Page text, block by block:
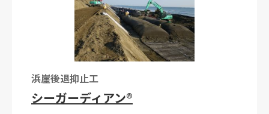
浜崖後退抑止工
シーガーディアン®